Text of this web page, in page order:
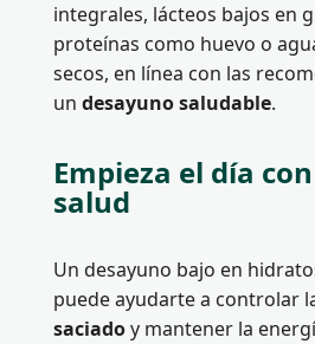
integrales, lácteos bajos en
proteínas como huevo o
secos, en línea con las
un desayuno saludable.
Empieza el día
salud
Un desayuno bajo en
puede ayudarte a controlar
saciadoy mantener la